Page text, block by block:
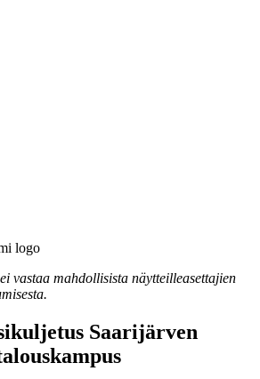
vastaa mahdollisista näytteilleasettajien
Saarijärven